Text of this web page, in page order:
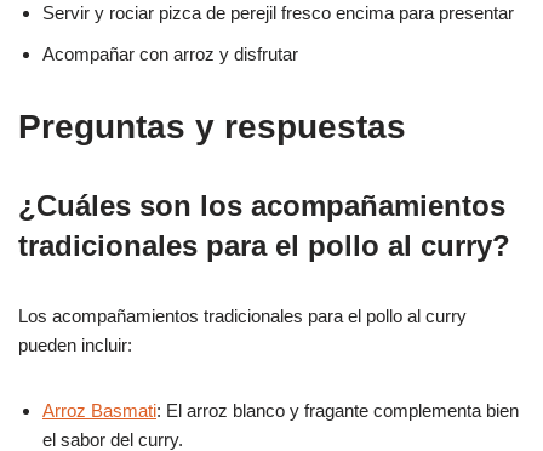
Servir y rociar pizca de perejil fresco encima para presentar
Acompañar con arroz y disfrutar
Preguntas y respuestas
¿Cuáles son los acompañamientos
tradicionales para el pollo al curry?
Los acompañamientos tradicionales para el pollo al curry
pueden incluir:
Arroz Basmati: El arroz blanco y fragante complementa bien
el sabor del curry.